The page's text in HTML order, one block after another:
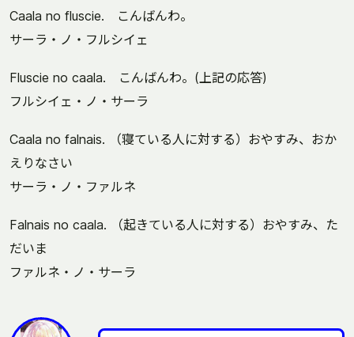
Caala no fluscie. こんばんわ。
サーラ・ノ・フルシイェ
Fluscie no caala. こんばんわ。(上記の応答)
フルシイェ・ノ・サーラ
Caala no falnais. （寝ている人に対する）おやすみ、おか
えりなさい
サーラ・ノ・ファルネ
Falnais no caala. （起きている人に対する）おやすみ、た
だいま
ファルネ・ノ・サーラ